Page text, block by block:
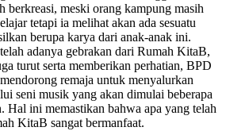
berkreasi, meski orang kampung masih
tetapi ia melihat akan ada sesuatu
berupa karya dari anak-anak ini.
adanya gebrakan dari Rumah KitaB,
turut serta memberikan perhatian, BPD
remaja untuk menyalurkan
seni musik yang akan dimulai beberapa
Hal ini memastikan bahwa apa yang telah
KitaB sangat bermanfaat.